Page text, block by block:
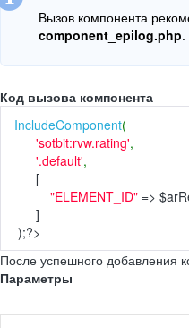
Вызов компонента
component_epilog.php.
Код вызова компонента
IncludeComponent(
'sotbit:rvw.rating',
'.default',
[
"ELEMENT_ID" =>
]
);?>
После успешного добавления
Параметры